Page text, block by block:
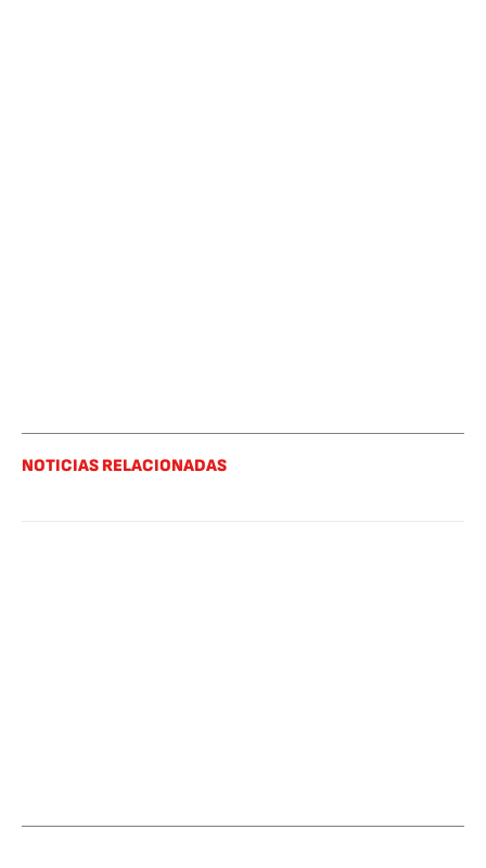
NOTICIAS RELACIONADAS